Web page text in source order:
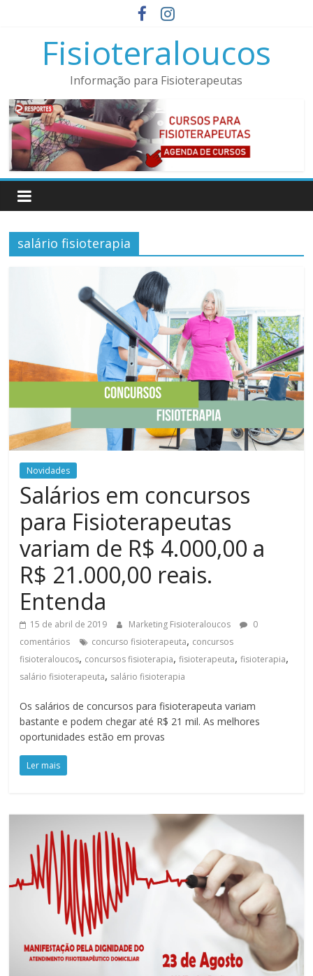
conteúdoFisioteraloucos
Informação para Fisioterapeutas
salário fisioterapia
Novidades
Salários em concursos
para Fisioterapeutas
variam de R$ 4.000,00 a
R$ 21.000,00 reais.
Entenda
15 de abril de 2019 Marketing Fisioteraloucos
0
comentários
concurso fisioterapeuta, concursos
fisioteraloucos, concursos fisioterapia,fisioterapeuta,fisioterapia,
salário fisioterapeuta, salário fisioterapia
Os salários de concursos para fisioterapeuta variam
bastante e podem chegar até R$ 21 mil. As melhores
oportunidades estão em provas
Ler mais